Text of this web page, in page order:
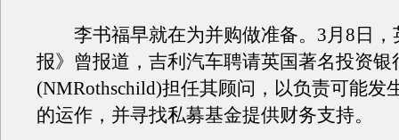
李书福早就在为并购做准备。3月8日，
报》曾报道，吉利汽车聘请英国著名投资银
(NMRothschild)担任其顾问，以负责可能发
的运作，并寻找私募基金提供财务支持。